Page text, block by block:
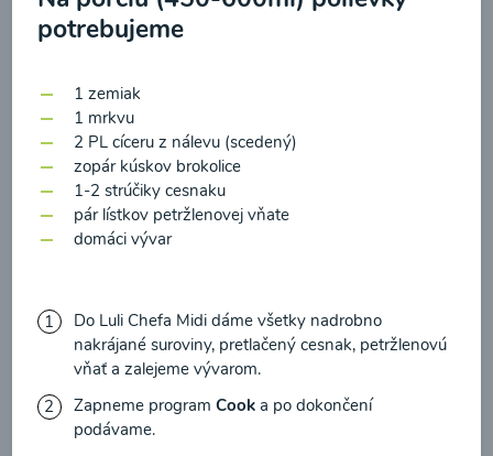
Zeleninová polievka s
medvedím cesnakom
00:10
Načítať ďalšie
potrebujeme
1 zemiak
1 mrkvu
2 PL cíceru z nálevu (scedený)
zopár kúskov brokolice
1-2 strúčiky cesnaku
pár lístkov petržlenovej vňate
domáci vývar
Do Luli Chefa Midi dáme všetky nadrobno
nakrájané suroviny, pretlačený cesnak, petržlenovú
vňať a zalejeme vývarom.
Zapneme programCook a po dokončení
podávame.
prečítal(a)informácie o Ochrane osobných